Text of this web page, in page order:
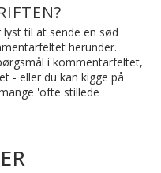
til at sende en sød
herunder.
i kommentarfeltet,
- eller du kan kigge på
'ofte stillede